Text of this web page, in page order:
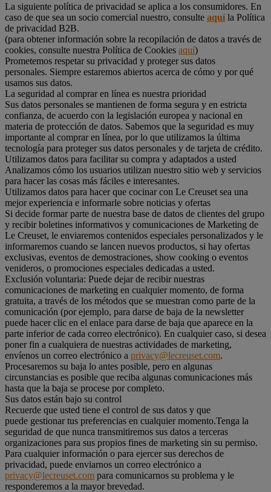
La siguiente política de privacidad se aplica a los consumidores. En
caso de que sea un socio comercial nuestro, consulte aquíla Política
de privacidad B2B.
(para obtener información sobre la recopilación de datos a través de
cookies, consulte nuestra Política de Cookies aquí)
Prometemos respetar su privacidad y proteger sus datos
personales. Siempre estaremos abiertos acerca de cómo y por qué
usamos sus datos.
La seguridad al comprar en línea es nuestra prioridad
Sus datos personales se mantienen de forma segura y en estricta
confianza, de acuerdo con la legislación europea y nacional en
materia de protección de datos. Sabemos que la seguridad es muy
importante al comprar en línea, por lo que utilizamos la última
tecnología para proteger sus datos personales y de tarjeta de crédito.
Utilizamos datos para facilitar su compra y adaptados a usted
Analizamos cómo los usuarios utilizan nuestro sitio web y servicios
para hacer las cosas más fáciles e interesantes.
Utilizamos datos para hacer que cocinar con Le Creuset sea una
mejor experiencia e informarle sobre noticias y ofertas
Si decide formar parte de nuestra base de datos de clientes del grupo
y recibir boletines informativos y comunicaciones de Marketing de
Le Creuset, le enviaremos contenidos especiales personalizados y le
informaremos cuando se lancen nuevos productos, si hay ofertas
exclusivas, eventos de demostraciones, show cooking o eventos
venideros, o promociones especiales dedicadas a usted.
Exclusión voluntaria: Puede dejar de recibir nuestras
comunicaciones de marketing en cualquier momento, de forma
gratuita, a través de los métodos que se muestran como parte de la
comunicación (por ejemplo, para darse de baja de la newsletter
puede hacer clic en el enlace para darse de baja que aparece en la
parte inferior de cada correo electrónico). En cualquier caso, si desea
poner fin a cualquiera de nuestras actividades de marketing,
envíenos un correo electrónico a privacy@lecreuset.com.
Procesaremos su baja lo antes posible, pero en algunas
circunstancias es posible que reciba algunas comunicaciones más
hasta que la baja se procese por completo.
Sus datos están bajo su control
Recuerde que usted tiene el control de sus datos y que
puede gestionar tus preferencias en cualquier momento.Tenga la
seguridad de que nunca transmitiremos sus datos a terceras
organizaciones para sus propios fines de marketing sin su permiso.
Para cualquier información o para ejercer sus derechos de
privacidad, puede enviarnos un correo electrónico a
privacy@lecreuset.com para comunicarnos su problema y le
responderemos a la mayor brevedad.